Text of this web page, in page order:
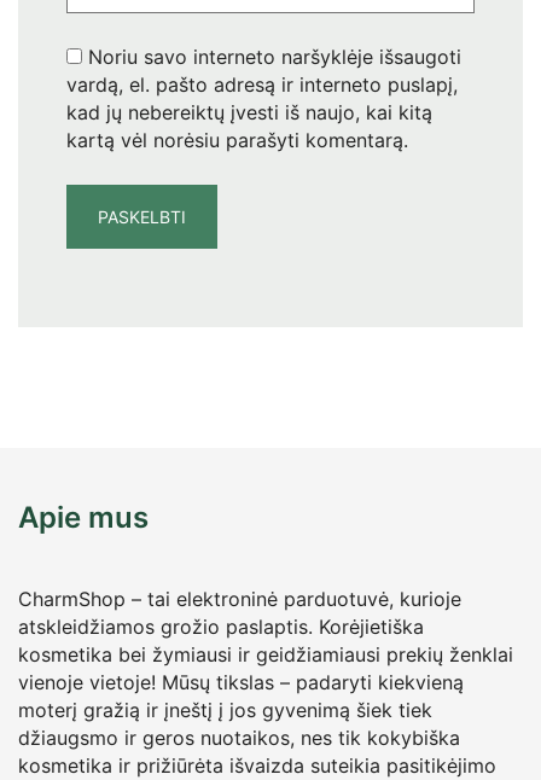
Noriu savo interneto naršyklėje išsaugoti
vardą, el. pašto adresą ir interneto puslapį,
kad jų nebereiktų įvesti iš naujo, kai kitą
kartą vėl norėsiu parašyti komentarą.
Apie mus
CharmShop – tai elektroninė parduotuvė, kurioje
atskleidžiamos grožio paslaptis. Korėjietiška
kosmetika bei žymiausi ir geidžiamiausi prekių ženklai
vienoje vietoje! Mūsų tikslas – padaryti kiekvieną
moterį gražią ir įneštį į jos gyvenimą šiek tiek
džiaugsmo ir geros nuotaikos, nes tik kokybiška
kosmetika ir prižiūrėta išvaizda suteikia pasitikėjimo